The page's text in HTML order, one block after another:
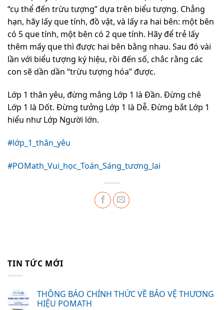
“cụ thể đến trừu tượng” dựa trên biểu tượng. Chẳng
hạn, hãy lấy que tính, đồ vật, và lấy ra hai bên: một bên
có 5 que tính, một bên có 2 que tính. Hãy để trẻ lấy
thêm mấy que thì được hai bên bằng nhau. Sau đó vài
lần với biểu tượng ký hiệu, rồi đến số, chắc rằng các
con sẽ dần dần “trừu tượng hóa” được.
Lớp 1 thân yêu, đừng mắng Lớp 1 là Đần. Đừng chê
Lớp 1 là Dốt. Đừng tưởng Lớp 1 là Dễ. Đừng bắt Lớp 1
hiểu như Lớp Người lớn.
#lớp_1_thân_yêu
#POMath_Vui_học_Toán_Sáng_tương_lai
TIN TỨC MỚI
THÔNG BÁO CHÍNH THỨC VỀ BẢO VỆ THƯƠNG
HIỆU POMATH